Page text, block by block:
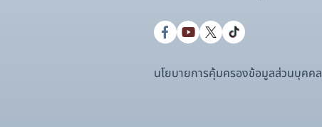
นโยบายการคุ้มครองข้อมูลส่วนบุคคล